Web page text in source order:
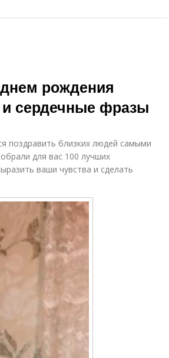
рождения
сердечные фразы
поздравить близких людей самыми
для вас 100 лучших
ваши чувства и сделать